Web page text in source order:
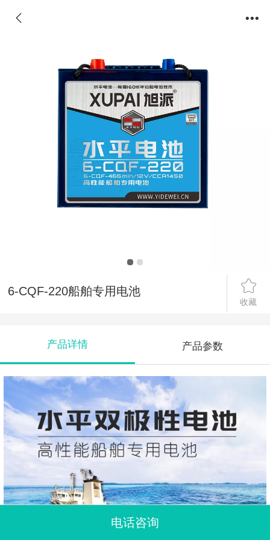
6-CQF-220船舶专用电池
收藏
产品详情 产品参数
电话咨询